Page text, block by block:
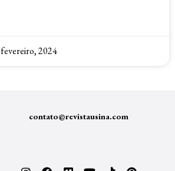
fevereiro, 2024
contato@revistausina.com